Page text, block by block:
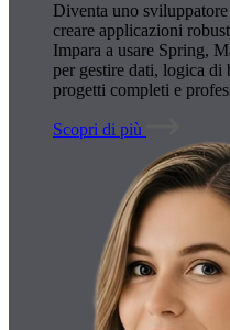
Diventa uno
creare applicazioni
Impara a usare Spring,
per gestire dati, logica di
progetti completi e
Scopri di più